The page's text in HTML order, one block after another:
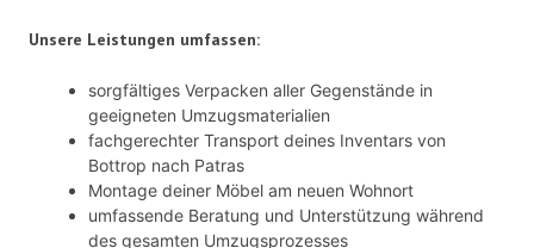
Unsere Leistungen umfassen:
sorgfältiges Verpacken aller Gegenstände in
geeigneten Umzugsmaterialien
fachgerechter Transport deines Inventars von
Bottrop nach Patras
Montage deiner Möbel am neuen Wohnort
umfassende Beratung und Unterstützung während
des gesamten Umzugsprozesses